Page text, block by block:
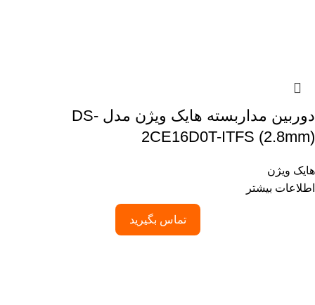
دوربین مداربسته هایک ویژن مدل DS-
2CE16D0T-ITFS (2.8mm)
هایک ویژن
اطلاعات بیشتر
تماس بگیرید